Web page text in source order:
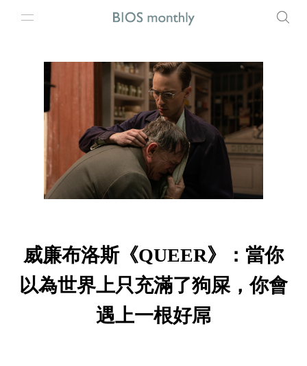
威廉布洛斯《QUEER》：當你
以為世界上只充滿了狗屎，你會
遇上一根好屌